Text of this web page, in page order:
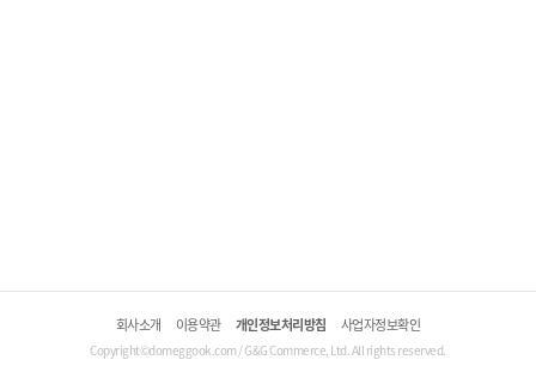
회사소개 이용약관 개인정보처리방침 사업자정보확인
Copyright©domeggook.com / G&G Commerce, Ltd. All rights reserved.